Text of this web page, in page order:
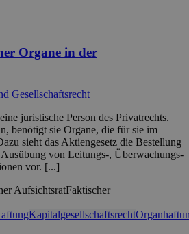
Organe in der
Gesellschaftsrecht
juristische Person des Privatrechts.
benötigt sie Organe, die für sie im
sieht das Aktiengesetz die Bestellung
von Leitungs-, Überwachungs-
vor. [...]
AufsichtsratFaktischer
Kapitalgesellschaftsrecht